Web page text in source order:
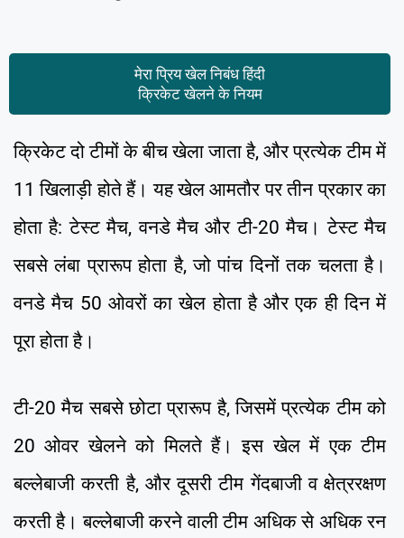
मेरा प्रिय खेल निबंध हिंदी
क्रिकेट खेलने के नियम
क्रिकेट दो टीमों के बीच खेला जाता है, और प्रत्येक टीम में
11 खिलाड़ी होते हैं। यह खेल आमतौर पर तीन प्रकार का
होता है: टेस्ट मैच, वनडे मैच और टी-20 मैच। टेस्ट मैच
सबसे लंबा प्रारूप होता है, जो पांच दिनों तक चलता है।
वनडे मैच 50 ओवरों का खेल होता है और एक ही दिन में
पूरा होता है।
टी-20 मैच सबसे छोटा प्रारूप है, जिसमें प्रत्येक टीम को
20 ओवर खेलने को मिलते हैं। इस खेल में एक टीम
बल्लेबाजी करती है, और दूसरी टीम गेंदबाजी व क्षेत्ररक्षण
करती है। बल्लेबाजी करने वाली टीम अधिक से अधिक रन